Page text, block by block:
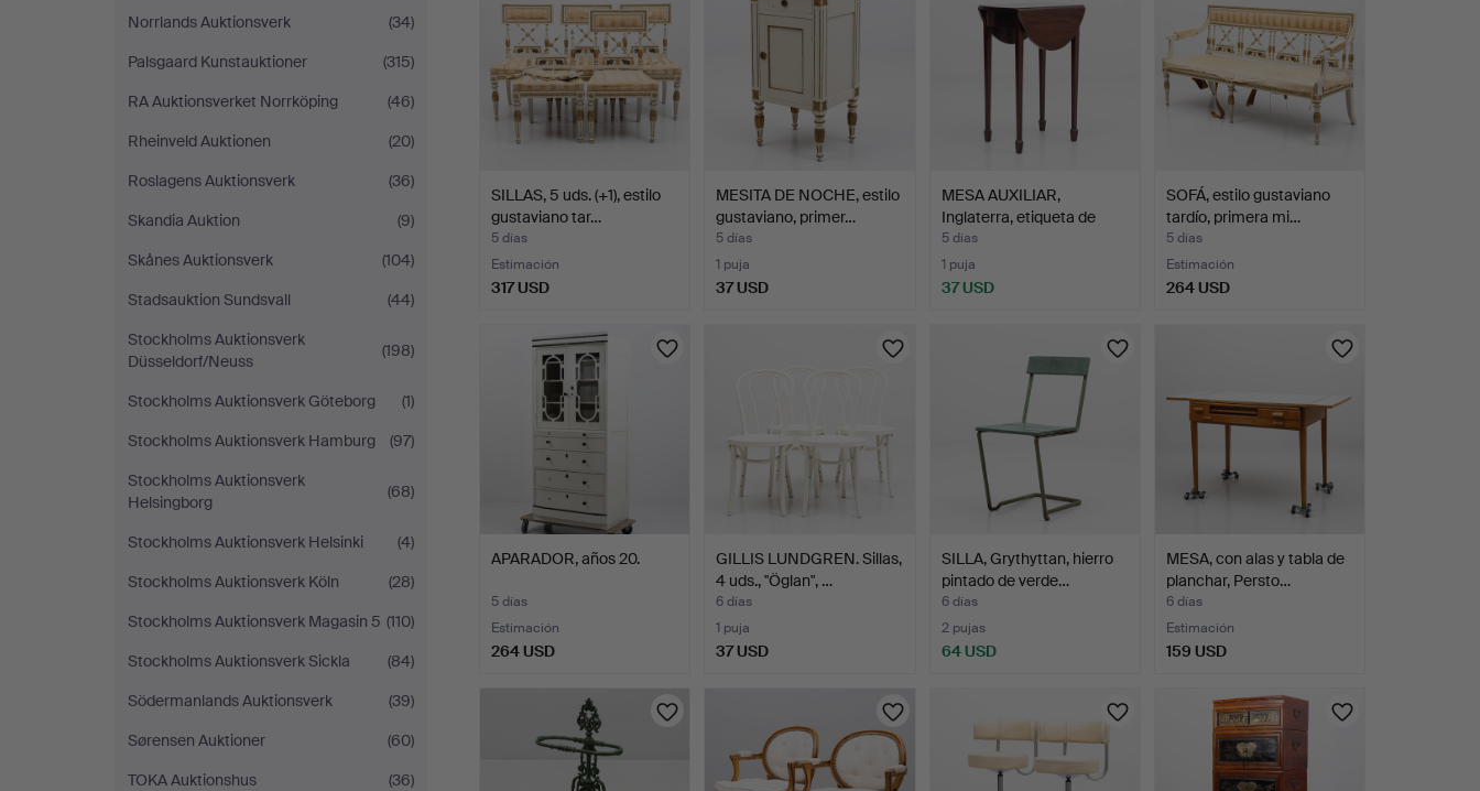
Norrlands Auktionsverk
(34)
Palsgaard Kunstauktioner
(315)
RA Auktionsverket Norrköping
(46)
Rheinveld Auktionen
(20)
Roslagens Auktionsverk
(36)
Skandia Auktion
(9)
Skånes Auktionsverk
(104)
Stadsauktion Sundsvall
(44)
Stockholms Auktionsverk
Düsseldorf/Neuss
(198)
Stockholms Auktionsverk Göteborg
(1)
Stockholms Auktionsverk Hamburg
(97)
Stockholms Auktionsverk
Helsingborg
(68)
Stockholms Auktionsverk Helsinki
(4)
Stockholms Auktionsverk Köln
(28)
Stockholms Auktionsverk Magasin 5 (110)
Stockholms Auktionsverk Sickla
(84)
Södermanlands Auktionsverk
(39)
Sørensen Auktioner
(60)
TOKA Auktionshus
(36)
SILLAS, 5 uds. (+1), estilo
gustaviano tar…
5 días
Estimación
317 USD
MESITA DE NOCHE, estilo
gustaviano, primer…
5 días
1 puja
37 USD
MESA AUXILIAR,
Inglaterra, etiqueta de
fab…
5 días
1 puja
37 USD
SOFÁ, estilo gustaviano
tardío, primera mi…
5 días
Estimación
264 USD
APARADOR, años 20.
5 días
Estimación
264 USD
GILLIS LUNDGREN. Sillas,
4 uds., "Öglan", …
6 días
1 puja
37 USD
SILLA, Grythyttan, hierro
pintado de verde…
6 días
2 pujas
64 USD
MESA, con alas y tabla de
planchar, Persto…
6 días
Estimación
159 USD